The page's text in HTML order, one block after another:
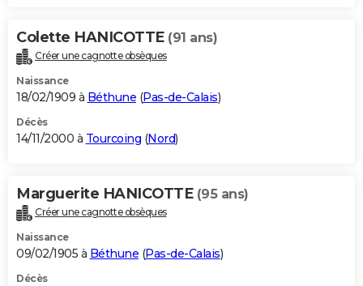
Colette HANICOTTE (91 ans)
Créer une cagnotte obsèques
Naissance
18/02/1909 à Béthune (Pas-de-Calais)
Décès
14/11/2000 à Tourcoing (Nord)
Marguerite HANICOTTE (95 ans)
Créer une cagnotte obsèques
Naissance
09/02/1905 à Béthune (Pas-de-Calais)
Décès